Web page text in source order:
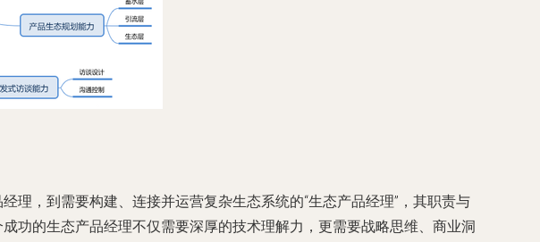
，到需要构建、连接并运营复杂生态系统的“生态产品经理”，其职责与
功的生态产品经理不仅需要深厚的技术理解力，更需要战略思维、商业洞